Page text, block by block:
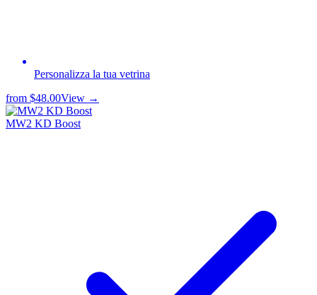
Personalizza la tua vetrina
from $48.00View →
MW2 KD Boost